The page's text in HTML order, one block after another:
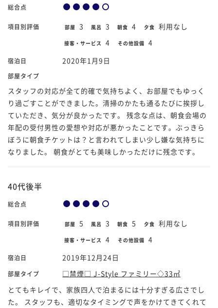
総合点
項目別評価 部屋 3 風呂 3 朝食 4 夕食 利用なし
接客・サービス 4 その他設備 4
宿泊日 2020年1月9日
部屋タイプ
スタッフの対応が全て的確で気持ちよく、お部屋でもゆっく
り過ごすことができました。清掃のかたも通るたびに挨拶し
ていただき、気分が良かったです。 残念な点は、朝食会場の
年配の受付男性の愛想や対応が悪かったことです。ぶっきら
ぼうに朝食チケットは？と言われてしまい少し嫌な気持ちに
なりました。 朝食がとても美味しかっただけに残念です。
40代後半
総合点
項目別評価 部屋 5 風呂 3 朝食 5 夕食 利用なし
接客・サービス 4 その他設備 4
宿泊日 2019年12月24日
部屋タイプ
□禁煙□ J-Style ファミリー◇33㎡
とてもキレイで、家族四人で泊まるには十分すぎる広さでし
た。 スタッフも、適切なタイミングで声をかけてきてくれて